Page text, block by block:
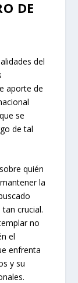
DE
del
aporte de
se
de tal
quién
la
crucial.
no
el
enfrenta
y su